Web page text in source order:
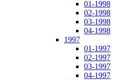
01-1998
02-1998
03-1998
04-1998
1997
01-1997
02-1997
03-1997
04-1997